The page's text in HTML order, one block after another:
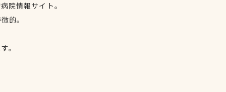
院情報サイト。
的。
。